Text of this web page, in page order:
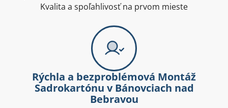
Kvalita a spoľahlivosť na prvom mieste
Rýchla a bezproblémová Montáž
Sadrokartónu v Bánovciach nad
Bebravou